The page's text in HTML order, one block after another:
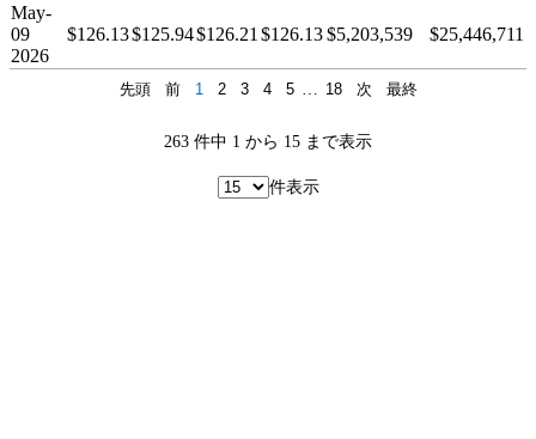
May-
09
2026
$126.13$125.94$126.21 $126.13$5,203,539 $25,446,711
263 件中 1 から 15 まで表示
件表示
先頭 前 1 2 3 4 5 18 次 最終